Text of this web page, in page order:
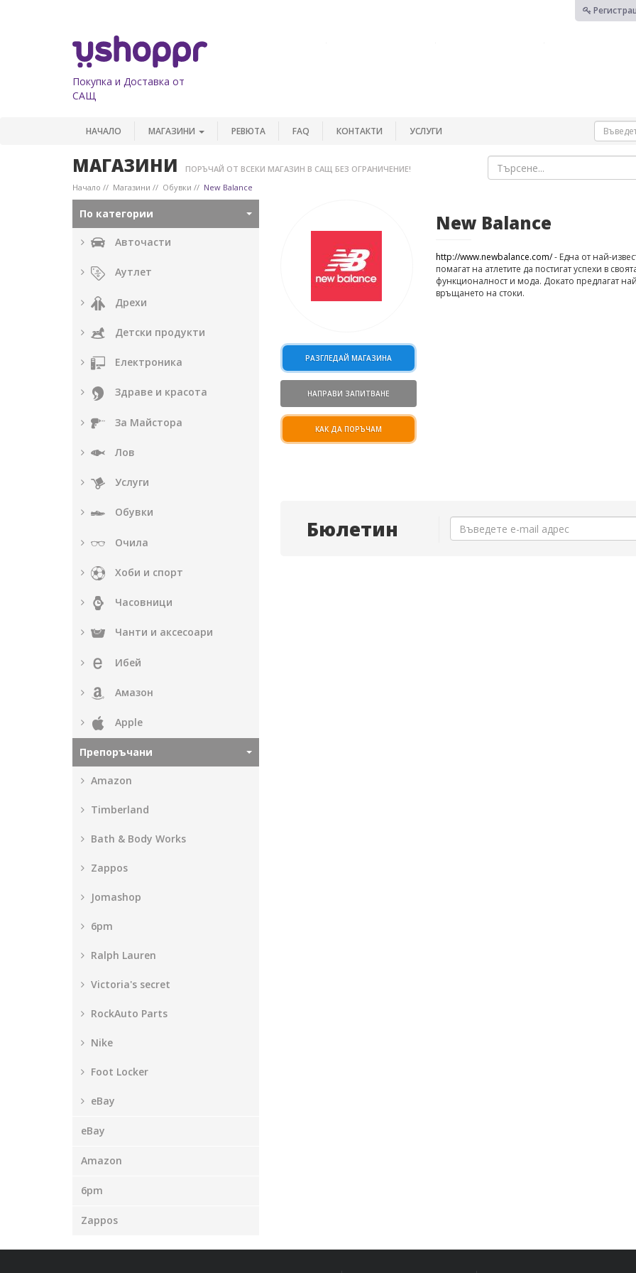
Покупка и Доставка от
САЩ
НАЧАЛО МАГАЗИНИ РЕВЮТА FAQ КОНТАКТИ УСЛУГИ
МАГАЗИНИ
ПОРЪЧАЙ ОТ ВСЕКИ МАГАЗИН В САЩ БЕЗ ОГРАНИЧЕНИЕ!
Начало
Магазини Обувки New Balance
По категории
Авточасти
Аутлет
Дрехи
Детски продукти
Електроника
Здраве и красота
За Майстора
Лов
Услуги
Обувки
Очила
Хоби и спорт
Часовници
Чанти и аксесоари
Ибей
Амазон
Apple
Препоръчани
Amazon
Timberland
Bath & Body Works
Zappos
Jomashop
6pm
Ralph Lauren
Victoria's secret
RockAuto Parts
Nike
Foot Locker
eBay
eBay
Amazon
6pm
Zappos
РАЗГЛЕДАЙ МАГАЗИНА
НАПРАВИ ЗАПИТВАНЕ
КАК ДА ПОРЪЧАМ
New Balance
http://www.newbalance.com/- Една от най-
помагат на атлетите да постигат успехи в
функционалност и мода. Докато предлагат
връщането на стоки.
Бюлетин